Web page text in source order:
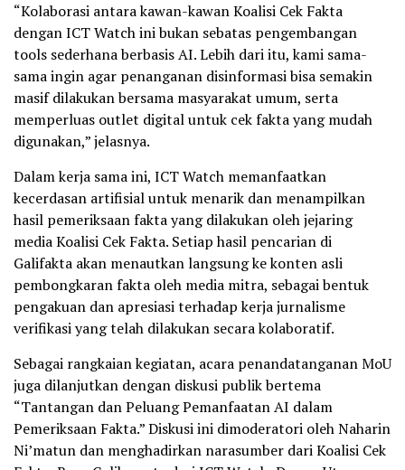
“Kolaborasi antara kawan-kawan Koalisi Cek Fakta
dengan ICT Watch ini bukan sebatas pengembangan
tools sederhana berbasis AI. Lebih dari itu, kami sama-
sama ingin agar penanganan disinformasi bisa semakin
masif dilakukan bersama masyarakat umum, serta
memperluas outlet digital untuk cek fakta yang mudah
digunakan,” jelasnya.
Dalam kerja sama ini, ICT Watch memanfaatkan
kecerdasan artifisial untuk menarik dan menampilkan
hasil pemeriksaan fakta yang dilakukan oleh jejaring
media Koalisi Cek Fakta. Setiap hasil pencarian di
Galifakta akan menautkan langsung ke konten asli
pembongkaran fakta oleh media mitra, sebagai bentuk
pengakuan dan apresiasi terhadap kerja jurnalisme
verifikasi yang telah dilakukan secara kolaboratif.
Sebagai rangkaian kegiatan, acara penandatanganan MoU
juga dilanjutkan dengan diskusi publik bertema
“Tantangan dan Peluang Pemanfaatan AI dalam
Pemeriksaan Fakta.” Diskusi ini dimoderatori oleh Naharin
Ni’matun dan menghadirkan narasumber dari Koalisi Cek